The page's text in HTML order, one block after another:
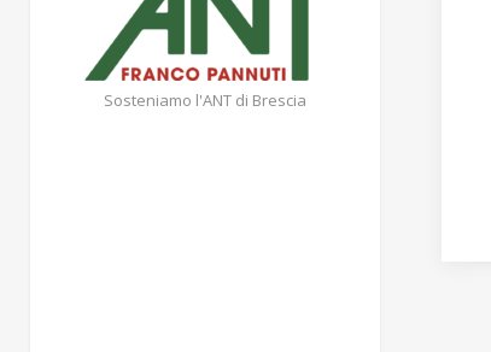
Sosteniamo l'ANT di Brescia